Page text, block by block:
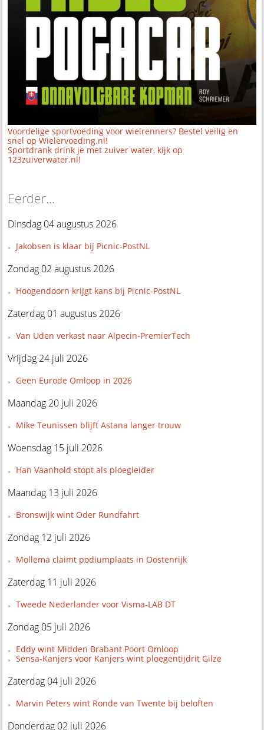
Voordelige sportvoeding voor wielrenners? Bestel veilig en
snel op Wielervoeding.nl!
Sportdrank drink je met zuiver water, kijk op
123zuiverwater.nl!
Eerder...
Dinsdag 04 augustus 2026
Jakobsen is klaar bij Picnic-PostNL
Zondag 02 augustus 2026
Hoogendoorn krijgt kans bij Picnic-PostNL
Zaterdag 01 augustus 2026
Van Uden verkast naar Alpecin-PremierTech
Vrijdag 24 juli 2026
Geen Eurode Omloop in 2026
Maandag 20 juli 2026
Mike Teunissen blijft Astana langer trouw
Woensdag 15 juli 2026
Han Vaanhold stopt als ploegleider
Maandag 13 juli 2026
Bronswijk wint Oder Rundfahrt
Zondag 12 juli 2026
Mollema claimt podiumplaats in Oostenrijk
Zaterdag 11 juli 2026
Tweede Nederlander voor Visma-LAB DT
Zondag 05 juli 2026
Eddy wint Midden Brabant Poort Omloop
Sensa-Kanjers voor Kanjers wint ploegentijdrit Gilze
Zaterdag 04 juli 2026
Marvin Peters wint Ronde van Twente bij beloften
Donderdag 02 juli 2026